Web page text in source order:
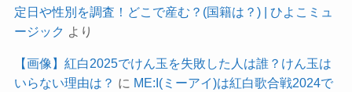
定日や性別を調査！どこで産む？(国籍は？) | ひよこミュ
ージック より
【画像】紅白2025でけん玉を失敗した人は誰？けん玉は
いらない理由は？ に ME:I(ミーアイ)は紅白歌合戦2024で